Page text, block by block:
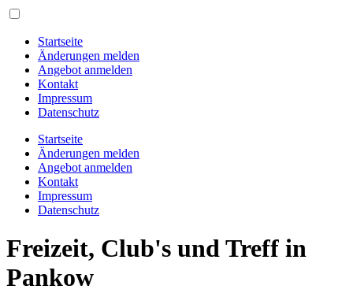
Startseite
Änderungen melden
Angebot anmelden
Kontakt
Impressum
Datenschutz
Startseite
Änderungen melden
Angebot anmelden
Kontakt
Impressum
Datenschutz
Freizeit, Club's und Treff in
Pankow